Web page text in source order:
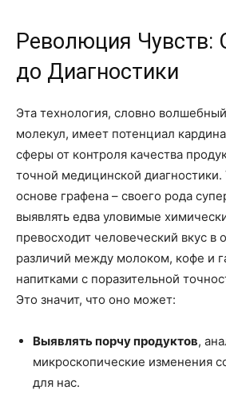
Революция Чувств:
до Диагностики
Эта технология, словно
молекул, имеет потенциал
сферы от контроля качества
точной медицинской диагностики.
основе графена – своего рода
выявлять едва уловимые
превосходит человеческий вкус в
различий между молоком, кофе и
напитками с поразительной
Это значит, что оно может:
Выявлять порчу продуктов,
микроскопические изменения
для нас.